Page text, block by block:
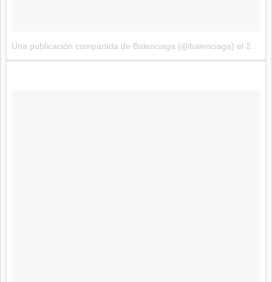
Una publicación compartida de Balenciaga (@balenciaga) el 29 de Sep de 2017 a la(s) 12:32 PDT